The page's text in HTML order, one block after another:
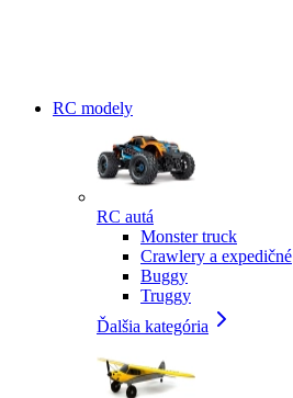
RC modely
RC autá
Monster truck
Crawlery a expedičné
Buggy
Truggy
Ďalšia kategória